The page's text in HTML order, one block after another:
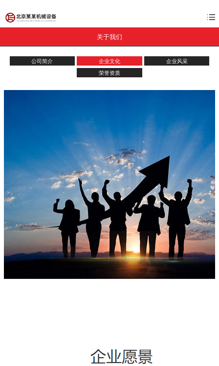
关于我们
公司简介 企业文化
企业风采
荣誉资质